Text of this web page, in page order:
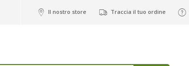
Il nostro store Traccia il tuo ordine